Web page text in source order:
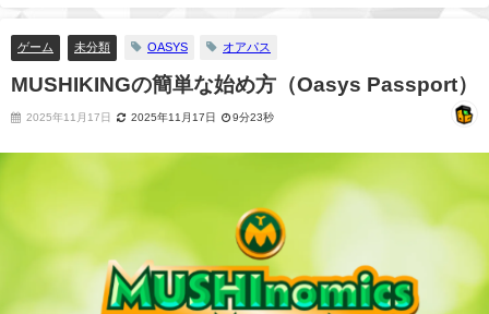
ゲーム 未分類 OASYS オアパス
MUSHIKINGの簡単な始め方（Oasys Passport）
2025年11月17日 2025年11月17日 9分23秒